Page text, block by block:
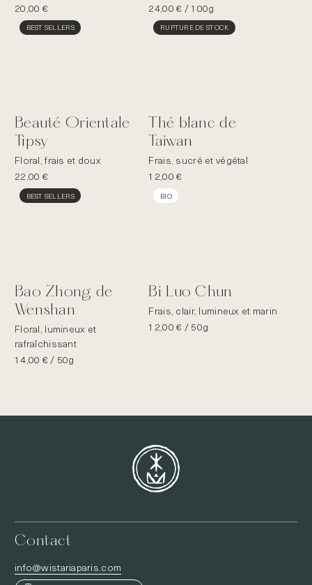
20,00 €
24,00€ / 100g
BEST SELLERS
Beauté Orientale
Tipsy
Floral, frais et doux
22,00 €
RUPTURE DE STOCK
Thé blanc de
Taiwan
Frais, sucré et végétal
12,00€
BEST SELLERS
Bao Zhong de
Wenshan
Floral, lumineux et
rafraîchissant
14,00 €/ 50g
BIO
Bi Luo Chun
Frais, clair, lumineux et marin
12,00€ / 50g
Contact
info@wistariaparis.com